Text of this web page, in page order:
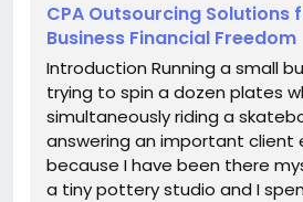
CPA Outsourcing Solutions
Business Financial Freedom
Introduction Running a small
trying to spin a dozen plates
simultaneously riding a
answering an important client
because I have been there
a tiny pottery studio and I